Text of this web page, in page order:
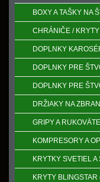
BOXY A TAŠKY NA
CHRÁNIČE /
DOPLNKY
DOPLNKY PRE
DOPLNKY PRE
DRŽIAKY NA
GRIPY A
KOMPRESORY A
KRYTKY SVETIEL A
KRYTY BLINGSTAR